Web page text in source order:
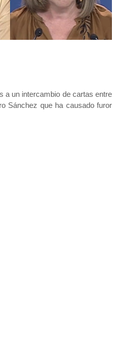
a un intercambio de cartas entre
Sánchez que ha causado furor